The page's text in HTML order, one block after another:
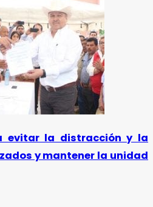
evitar la distracción y la
y mantener la unidad